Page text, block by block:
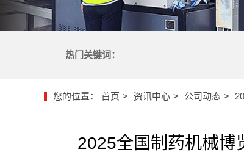
热门关键词：
您的位置： 首页 资讯中心 公司动态
2025全国制药机械博